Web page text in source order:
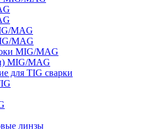
MAG
MAG
MIG/MAG
MIG/MAG
для TIG сварки
линзы